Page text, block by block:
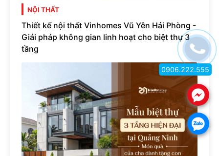
NỘI THẤT
Thiết kế nội thất Vinhomes Vũ Yên Hải Phòng -
Giải pháp không gian linh hoạt cho biệt thự 3
tầng
.
.
0906.222.555